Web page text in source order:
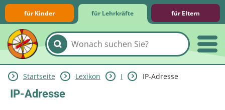
für Kinder für Lehrkräfte für Eltern
Lernmodule
Unterrichts­materialien
Internet-ABC-Schule
Praxishilfen
Aktuelles
Startseite Lexikon I IP-Adresse
IP-Adresse